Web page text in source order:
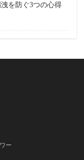
を防ぐ3つの心得
ー